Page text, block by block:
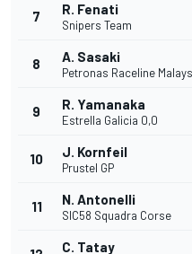
7 R. Fenati
Snipers Team
8 A. Sasaki
Petronas Raceline
9 R. Yamanaka
Estrella Galicia 0,0
10 J. Kornfeil
Prustel GP
11 N. Antonelli
SIC58 Squadra Corse
C. Tatay